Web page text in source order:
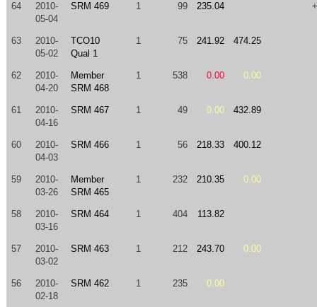
64
2010-
05-04
SRM 469 1 99 235.04
63
2010-
05-02
TCO10
Qual 1
1 75 241.92 474.25
62
2010-
04-20
Member
SRM 468
1 538 0.00 0.00
61
2010-
04-16
SRM 467 1 49 0.00 432.89
60
2010-
04-03
SRM 466 1 56 218.33 400.12
59
2010-
03-26
Member
SRM 465
1 232 210.35 0.00
58
2010-
03-16
SRM 464 1 404 113.82
57
2010-
03-02
SRM 463 1 212 243.70 0.00
56
2010-
02-18
SRM 462 1 235 0.00